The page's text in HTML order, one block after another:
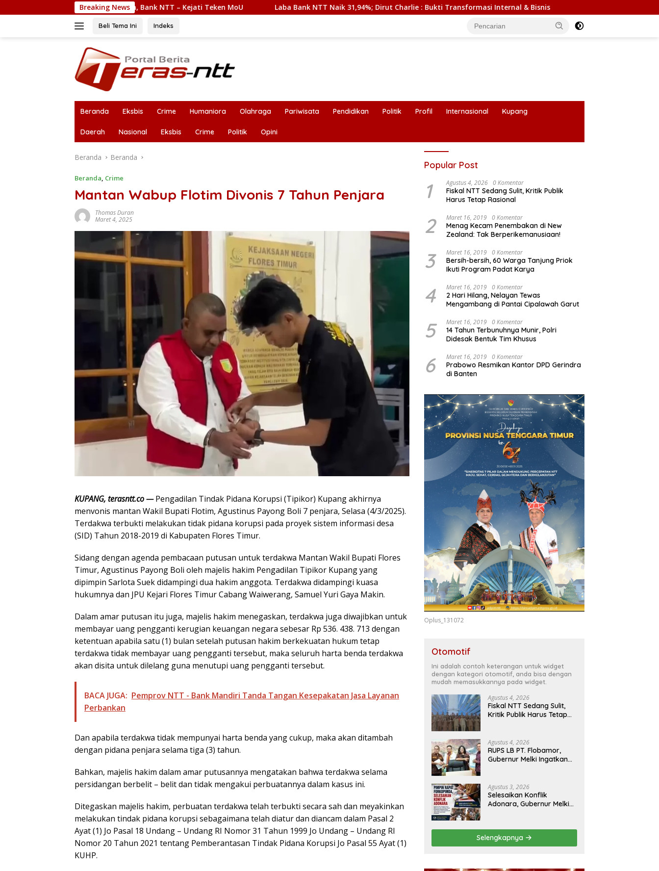
ke
Breaking News
Nasabah, Bank NTT – Kejati Teken MoU Laba Bank NTT Naik 31,94%; Dirut Charlie : Bukti Transformasi Internal & Bisnis
Beli Tema Ini Indeks
Beranda Eksbis Crime Humaniora Olahraga Pariwisata Pendidikan Politik Profil Internasional Kupang
Daerah Nasional Eksbis Crime Politik Opini
Beranda Beranda
Beranda, Crime
Mantan Wabup Flotim Divonis 7 Tahun Penjara
Thomas Duran
Maret 4, 2025
KUPANG, terasntt.co —Pengadilan Tindak Pidana Korupsi (Tipikor) Kupang akhirnya
menvonis mantan Wakil Bupati Flotim, Agustinus Payong Boli 7 penjara, Selasa (4/3/2025).
Terdakwa terbukti melakukan tidak pidana korupsi pada proyek sistem informasi desa
(SID) Tahun 2018-2019 di Kabupaten Flores Timur.
Sidang dengan agenda pembacaan putusan untuk terdakwa Mantan Wakil Bupati Flores
Timur, Agustinus Payong Boli oleh majelis hakim Pengadilan Tipikor Kupang yang
dipimpin Sarlota Suek didampingi dua hakim anggota. Terdakwa didampingi kuasa
hukumnya dan JPU Kejari Flores Timur Cabang Waiwerang, Samuel Yuri Gaya Makin.
Dalam amar putusan itu juga, majelis hakim menegaskan, terdakwa juga diwajibkan untuk
membayar uang pengganti kerugian keuangan negara sebesar Rp 536. 438. 713 dengan
ketentuan apabila satu (1) bulan setelah putusan hakim berkekuatan hukum tetap
terdakwa tidak membayar uang pengganti tersebut, maka seluruh harta benda terdakwa
akan disita untuk dilelang guna menutupi uang pengganti tersebut.
BACA JUGA: Pemprov NTT - Bank Mandiri Tanda Tangan Kesepakatan Jasa Layanan
Perbankan
Dan apabila terdakwa tidak mempunyai harta benda yang cukup, maka akan ditambah
dengan pidana penjara selama tiga (3) tahun.
Bahkan, majelis hakim dalam amar putusannya mengatakan bahwa terdakwa selama
persidangan berbelit – belit dan tidak mengakui perbuatannya dalam kasus ini.
Ditegaskan majelis hakim, perbuatan terdakwa telah terbukti secara sah dan meyakinkan
melakukan tindak pidana korupsi sebagaimana telah diatur dan diancam dalam Pasal 2
Ayat (1) Jo Pasal 18 Undang – Undang RI Nomor 31 Tahun 1999 Jo Undang – Undang RI
Nomor 20 Tahun 2021 tentang Pemberantasan Tindak Pidana Korupsi Jo Pasal 55 Ayat (1)
KUHP.
Popular Post
1 Agustus 4, 2026 0 Komentar
Fiskal NTT Sedang Sulit, Kritik Publik
Harus Tetap Rasional
2 Maret 16, 2019 0 Komentar
Menag Kecam Penembakan di New
Zealand: Tak Berperikemanusiaan!
3 Maret 16, 2019 0 Komentar
Bersih-bersih, 60 Warga Tanjung Priok
Ikuti Program Padat Karya
4 Maret 16, 2019 0 Komentar
2 Hari Hilang, Nelayan Tewas
Mengambang di Pantai Cipalawah Garut
5 Maret 16, 2019 0 Komentar
14 Tahun Terbunuhnya Munir, Polri
Didesak Bentuk Tim Khusus
6 Maret 16, 2019 0 Komentar
Prabowo Resmikan Kantor DPD Gerindra
di Banten
Oplus_131072
Otomotif
Ini adalah contoh keterangan untuk widget
dengan kategori otomotif, anda bisa dengan
mudah memasukkannya pada widget.
Agustus 4, 2026
Fiskal NTT Sedang Sulit,
Kritik Publik Harus Tetap
Agustus 4, 2026
RUPS LB PT. Flobamor,
Gubernur Melki Ingatkan
Fondasinya Belum Kuat
Agustus 3, 2026
Selesaikan Konflik
Adonara, Gubernur Melki
Selengkapnya